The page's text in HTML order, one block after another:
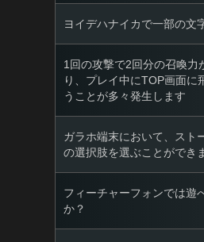
ヨイデハナイカで一部の文
1回の攻撃で2回分の召喚力
り、プレイ中にTOP画面に
うことが多々発生します
ガラホ端末において、スト
の選択肢を選ぶことができ
フィーチャーフォンでは遊
か？